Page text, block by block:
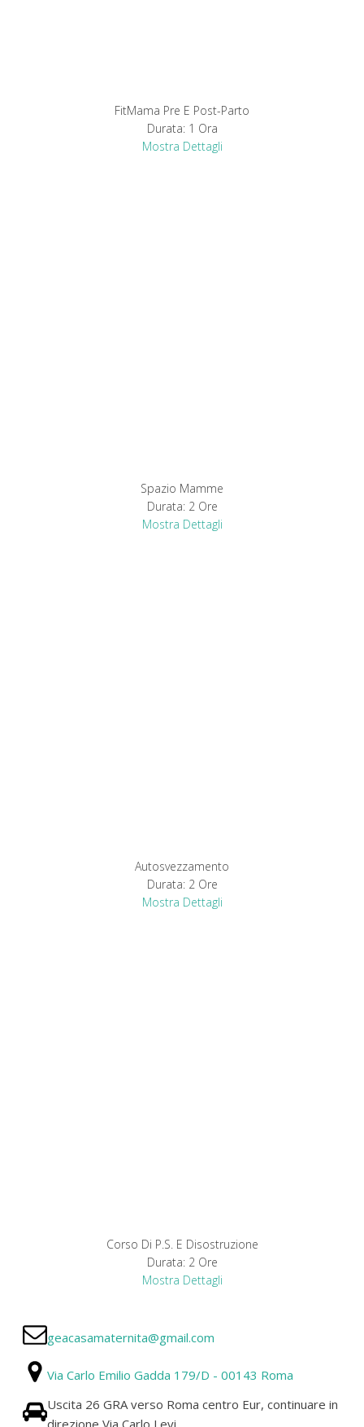
FitMama Pre E Post-Parto
Durata: 1 Ora
Mostra Dettagli
Spazio Mamme
Durata: 2 Ore
Mostra Dettagli
Autosvezzamento
Durata: 2 Ore
Mostra Dettagli
Corso Di P.S. E Disostruzione
Durata: 2 Ore
Mostra Dettagli
geacasamaternita@gmail.com
Via Carlo Emilio Gadda 179/D - 00143 Roma
Uscita 26 GRA verso Roma centro Eur, continuare in